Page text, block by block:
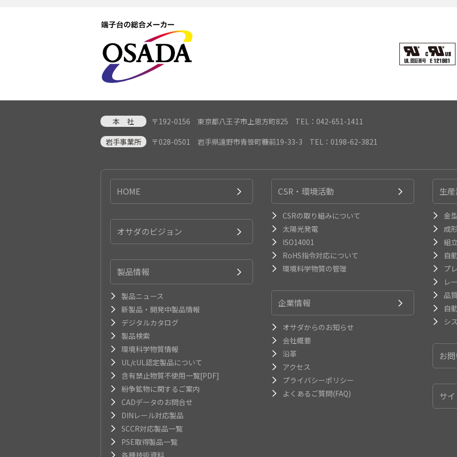
本 社 〒192-0156 東京都八王子市上恩方町825 TEL：042-651-1411
岩手事業所
〒028-0501 岩手県遠野市青笹町糠前19-33-3 TEL：0198-62-3821
HOME
オサダのビジョン
製品情報
製品ニュース
新製品・開発中製品情報
デジタルカタログ
製品検索
環境科学物質情報
UL/cUL認定製品について
含有禁止物質不使用一覧[PDF]
紛争鉱物に関するご案内
CADデータのお問合せ
DINレール対応製品
SCCR対応製品一覧
PSE取得製品一覧
各種技術資料
CSR・環境活動
CSRの取り組みについて
太陽光発電
ISO14001
RoHS指令対応について
環境科学物質の管理
企業情報
オサダからのお知らせ
会社概要
沿革
アクセス
プライバシーポリシー
よくあるご質問(FAQ)
生
金
成
組
自
プ
レ
品
自
シ
お
サ